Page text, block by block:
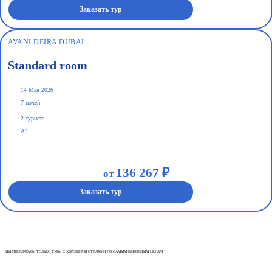
Заказать тур
AVANI DEIRA DUBAI
Standard room
14 Мая 2026
7 ночей
2 туриста
AI
от 136 267 ₽
Заказать тур
МЫ ПРЕДЛАГАЕМ ТОЛЬКО ТУРЫ С ХОРОШИМИ ОТЕЛЯМИ ПО САМЫМ ВЫГОДНЫМ ЦЕНАМ